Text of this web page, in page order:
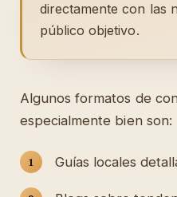
directamente con las
público objetivo.
Algunos formatos de
especialmente bien son:
Guías locales